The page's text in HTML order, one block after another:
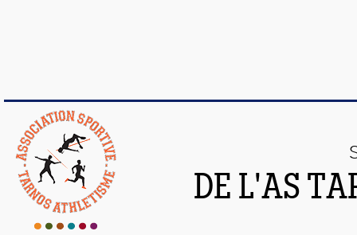
DE L'AS